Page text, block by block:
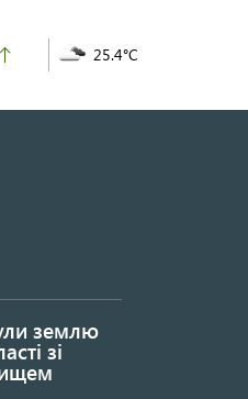
25.4°C
землю
зі